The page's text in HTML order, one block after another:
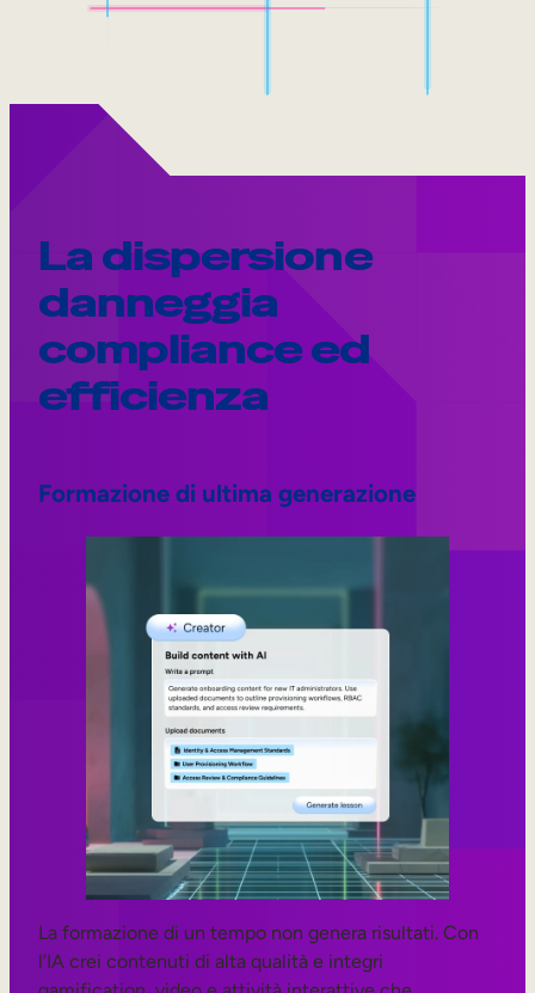
La dispersione
danneggia
compliance ed
efficienza
Formazione di ultima generazione
La formazione di un tempo non genera risultati. Con
l’IA crei contenuti di alta qualità e integri